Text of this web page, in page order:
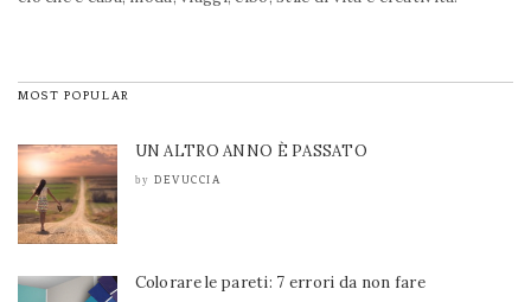
MOST POPULAR
UN ALTRO ANNO È PASSATO
by DEVUCCIA
Colorare le pareti: 7 errori da non fare